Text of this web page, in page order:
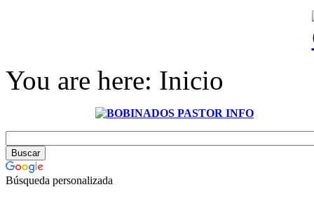
You are here: Inicio
Búsqueda personalizada